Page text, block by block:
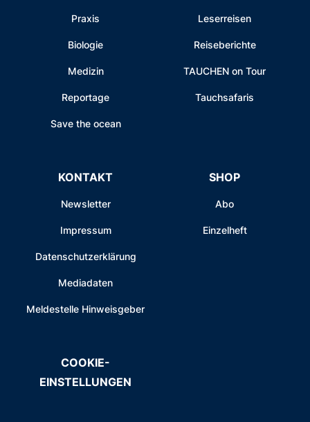
Praxis
Biologie
Medizin
Reportage
Save the ocean
Leserreisen
Reiseberichte
TAUCHEN on Tour
Tauchsafaris
KONTAKT
Newsletter
Impressum
Datenschutzerklärung
Mediadaten
Meldestelle Hinweisgeber
SHOP
Abo
Einzelheft
COOKIE-
EINSTELLUNGEN